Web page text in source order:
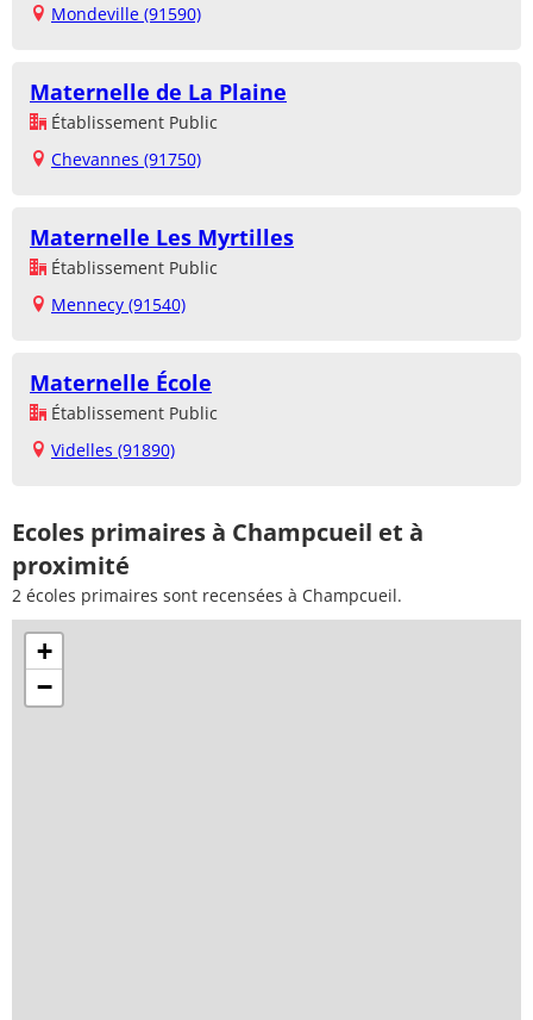
Mondeville (91590)
Maternelle de La Plaine
Établissement Public
Chevannes (91750)
Maternelle Les Myrtilles
Établissement Public
Mennecy (91540)
Maternelle École
Établissement Public
Videlles (91890)
Ecoles primaires à Champcueil et à
proximité
2 écoles primaires sont recensées à Champcueil.
+
−